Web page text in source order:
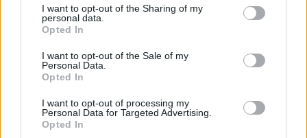
not limited to your visit or usage behaviour. You may click to
grant or deny consent to Google and its third-party tags to
use your data for below specified purposes in below Google
consent section.
I want to opt-out of the Sharing of my
personal data.
Opted In
I want to opt-out of the Sale of my
Personal Data.
Opted In
I want to opt-out of processing my
Personal Data for Targeted Advertising.
Opted In
Olasz lap: dzsihadista hálózatokra és a ceutai